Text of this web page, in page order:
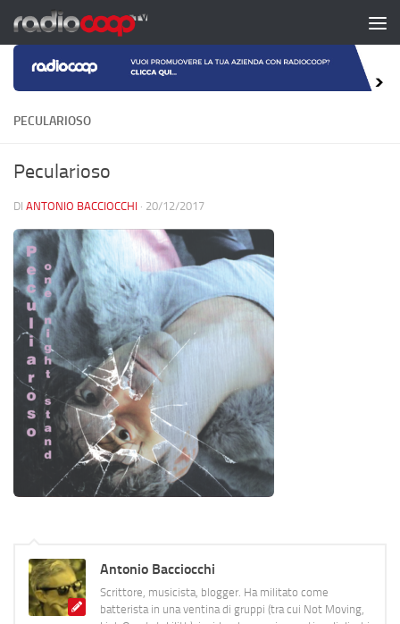
Salta al contenuto
PECULARIOSO
Pecularioso
DI ANTONIO BACCIOCCHI · 20/12/2017
Antonio Bacciocchi
Scrittore, musicista, blogger. Ha militato come
batterista in una ventina di gruppi (tra cui Not Moving,